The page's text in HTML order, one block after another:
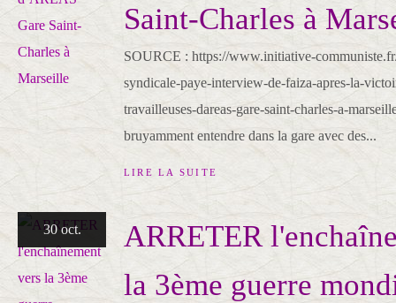
Saint-Charles à
SOURCE : https://www.initiative-
syndicale-paye-interview-de-faiza-apres-la-
travailleuses-dareas-gare-saint-charles-a-
bruyamment entendre dans la gare avec des...
LIRE LA SUITE
30 oct.
ARRETER
la 3ème guerre